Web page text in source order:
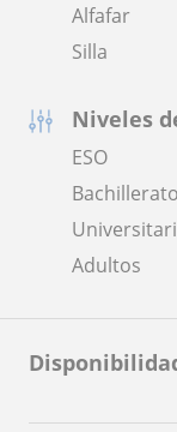
Alfafar
Silla
Niveles
ESO
Bachillerato
Adultos